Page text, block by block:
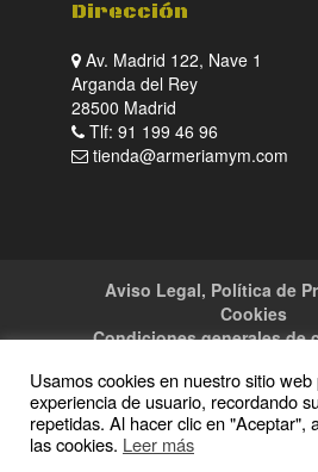
Dirección
Av. Madrid 122, Nave 1
Arganda del Rey
28500 Madrid
Tlf: 91 199 46 96
tienda@armeriamym.com
Aviso Legal, Política de
Cookies
Condiciones generales de
Usamos cookies en nuestro sitio
experiencia de usuario, recordando
repetidas. Al hacer clic en "Aceptar",
las cookies. Leer más